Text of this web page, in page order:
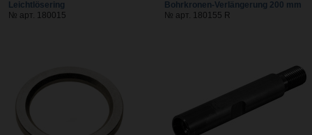
Leichtlösering
№ арт. 180015
Bohrkronen-Verlängerung 200 mm
№ арт. 180155 R